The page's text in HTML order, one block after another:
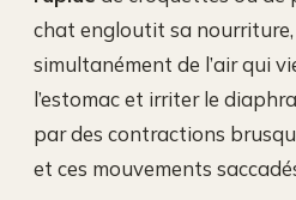
chat engloutit sa nourriture,
simultanément de l’air qui
l’estomac et irriter le
par des contractions
et ces mouvements